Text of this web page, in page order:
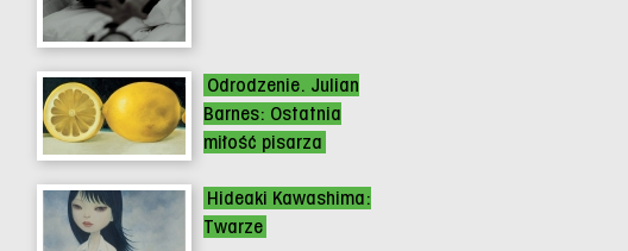
Odrodzenie. Julian
Barnes: Ostatnia
miłość pisarza
Hideaki Kawashima:
Twarze